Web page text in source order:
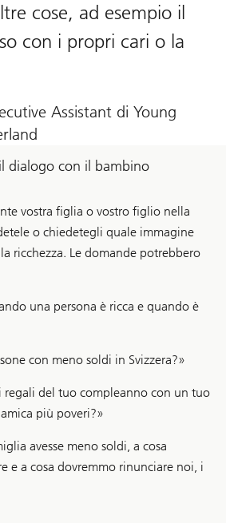
cose, ad esempio il
con i propri cari o la
Assistant di Young
dialogo con il bambino
vostra figlia o vostro figlio nella
o chiedetegli quale immagine
ricchezza. Le domande potrebbero
una persona è ricca e quando è
con meno soldi in Svizzera?»
regali del tuo compleanno con un tuo
più poveri?»
avesse meno soldi, a cosa
e a cosa dovremmo rinunciare noi, i